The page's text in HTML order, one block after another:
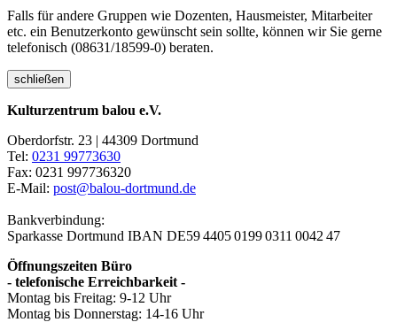
Falls für andere Gruppen wie Dozenten, Hausmeister, Mitarbeiter
etc. ein Benutzerkonto gewünscht sein sollte, können wir Sie gerne
telefonisch (08631/18599-0) beraten.
schließen
Kulturzentrum balou e.V.
Oberdorfstr. 23 | 44309 Dortmund
Tel: 0231 99773630
Fax: 0231 997736320
E-Mail: post@balou-dortmund.de
Bankverbindung:
Sparkasse Dortmund IBAN DE59 4405 0199 0311 0042 47
Öffnungszeiten Büro
- telefonische Erreichbarkeit -
Montag bis Freitag: 9-12 Uhr
Montag bis Donnerstag: 14-16 Uhr